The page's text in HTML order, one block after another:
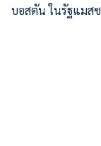
บอสตัน ในรัฐแมสซ